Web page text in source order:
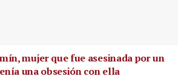
mujer que fue asesinada por un
una obsesión con ella